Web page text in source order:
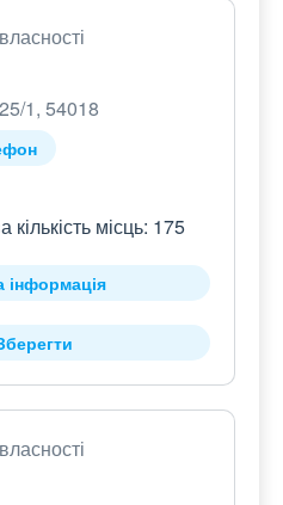
1, 54018
місць: 175
інформація